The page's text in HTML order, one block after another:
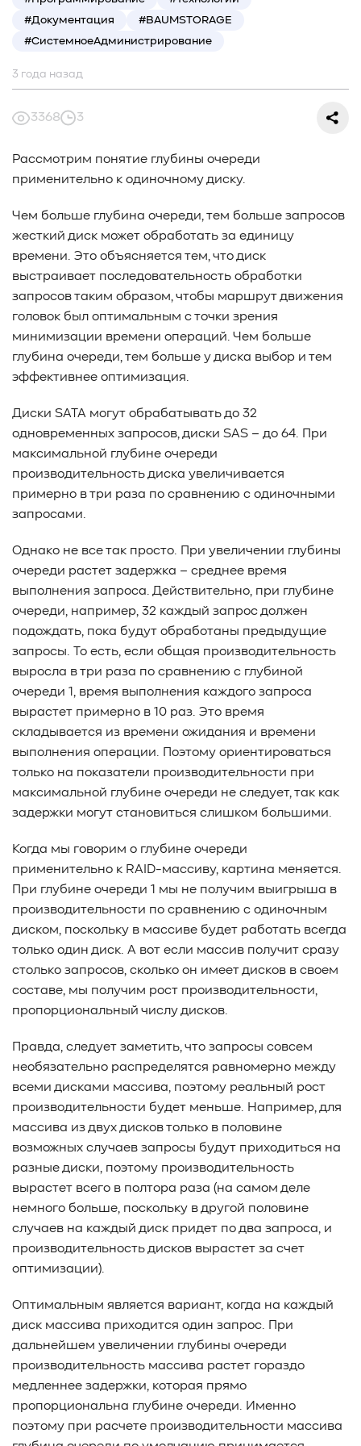
#Виртуализация
#МашинноеОбучение
#Автоматизация
#СистемноеАдминистрирование
#MDS
#Data
#3d-nand #BaumTechPulse
#BaumSWARM
#OFP #pNFS #S3
#RAG
#VectorBucket
#АгентныйИИ
#ЭкосистемаBaum
#ПирамидаBaum
#WALSH #GPU
#Medical
#Здравоохранение
#SWARM #RDMA
#Gartner
#Storage
#NAND #SCM #HDD #SATA
#SAS
#NFS
#SNIA #scsi #protocols
#t10
#reservations
#СРК
#BaS
#РезервноеКопирование
#HAMR #PMR
#MAMR
#TCP
#GDS #DIF/DIX #ZeroTrust
#it-инфраструктура
#коммутаторы
#Codium
#ComputationalStorage
#StorageArchitecture
#StorageOffload
#DRAM
#NVIDIA
#система_мониторинга
#ПО
#data fabric
#architecture
#Tech Pulse
#Векторные базы данных
#AI-инфраструктура
#Enterprise AI
#VAST Data
#WEKA
#Hitachi Vantara #SES
#индустрия
#Вычислительные накопители
#Computational Storage
#ML #VDURA
#all-flash
#распределенные файловые системы
#NetApp
#DASE архитектура
#HPC
#система_виртуализации
#Qdrant
#Hammerspace
#Pure Storage
#кэширование
#SRAM
#DRAM Cache
#SLC Cache
#PLP
#Объектное хранилище
#HTTP/TCP #CPU
#Flash
#Baum UDS
#оверпровижининг
#SCSI/SAS
#enterprise SSD
#сonsumer SSD
#подбор СХД
#NVMe-oF
#производительность
#queue depth
#percentile
#workload
#Sprandom
#preconditioning
#Scality ADI
#S3 over RDMA
#GPU-Direct
#Guardian
#MCP-интеграция
#Киберустойчивость
#Резервное копирование
#управление СХД
#ArmorCache
#Mode Page 08h #биты WCE
#RCD
#FUA
#Linux #ZFS
#Windows
#Western Digital OptiNAND
##checkpoint
#Безопасность
#SMR
#Shingled Magnetic Recording
#NAS
#DM-SMR #HM-SMR #FDP
#RAID Offload
#Kioxia
#Документация
#BAUMSTORAGE
#СистемноеАдминистрирование
3 года назад
3368 3
Рассмотрим понятие глубины очереди
применительно к одиночному диску.
Чем больше глубина очереди, тем больше запросов
жесткий диск может обработать за единицу
времени. Это объясняется тем, что диск
выстраивает последовательность обработки
запросов таким образом, чтобы маршрут движения
головок был оптимальным с точки зрения
минимизации времени операций. Чем больше
глубина очереди, тем больше у диска выбор и тем
эффективнее оптимизация.
Диски SATA могут обрабатывать до 32
одновременных запросов, диски SAS – до 64. При
максимальной глубине очереди
производительность диска увеличивается
примерно в три раза по сравнению с одиночными
запросами.
Однако не все так просто. При увеличении глубины
очереди растет задержка – среднее время
выполнения запроса. Действительно, при глубине
очереди, например, 32 каждый запрос должен
подождать, пока будут обработаны предыдущие
запросы. То есть, если общая производительность
выросла в три раза по сравнению с глубиной
очереди 1, время выполнения каждого запроса
вырастет примерно в 10 раз. Это время
складывается из времени ожидания и времени
выполнения операции. Поэтому ориентироваться
только на показатели производительности при
максимальной глубине очереди не следует, так как
задержки могут становиться слишком большими.
Когда мы говорим о глубине очереди
применительно к RAID-массиву, картина меняется.
При глубине очереди 1 мы не получим выигрыша в
производительности по сравнению с одиночным
диском, поскольку в массиве будет работать всегда
только один диск. А вот если массив получит сразу
столько запросов, сколько он имеет дисков в своем
составе, мы получим рост производительности,
пропорциональный числу дисков.
Правда, следует заметить, что запросы совсем
необязательно распределятся равномерно между
всеми дисками массива, поэтому реальный рост
производительности будет меньше. Например, для
массива из двух дисков только в половине
возможных случаев запросы будут приходиться на
разные диски, поэтому производительность
вырастет всего в полтора раза (на самом деле
немного больше, поскольку в другой половине
случаев на каждый диск придет по два запроса, и
производительность дисков вырастет за счет
оптимизации).
Оптимальным является вариант, когда на каждый
диск массива приходится один запрос. При
дальнейшем увеличении глубины очереди
производительность массива растет гораздо
медленнее задержки, которая прямо
пропорциональна глубине очереди. Именно
поэтому при расчете производительности массива